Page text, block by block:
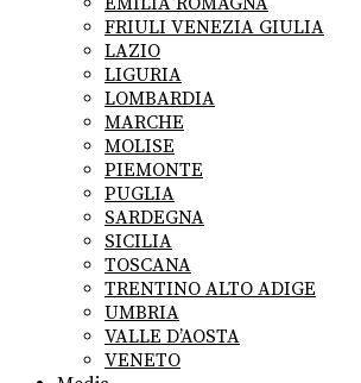
FRIULI VENEZIA GIULIA
LAZIO
LIGURIA
LOMBARDIA
MARCHE
MOLISE
PIEMONTE
PUGLIA
SARDEGNA
SICILIA
TOSCANA
TRENTINO ALTO ADIGE
UMBRIA
VALLE D’AOSTA
VENETO